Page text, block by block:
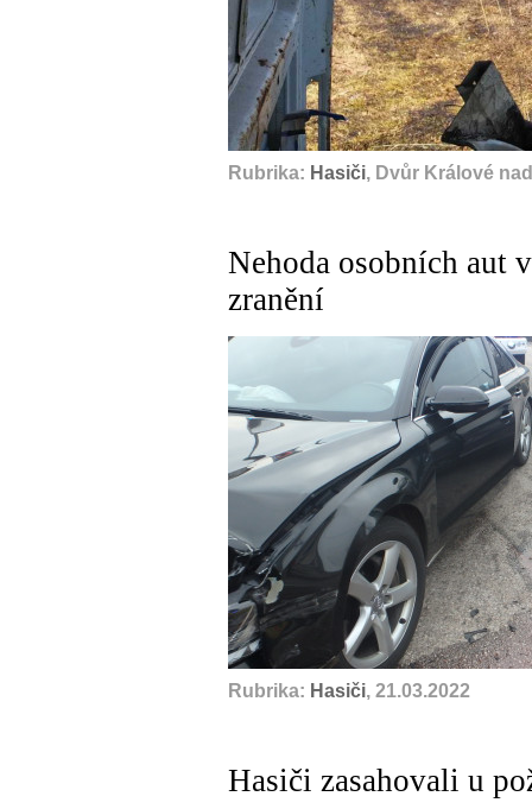
Rubrika: Hasiči, Dvůr Králové
Nehoda osobních aut
zranění
Rubrika: Hasiči, 21.03.2022
Hasiči zasahovali u